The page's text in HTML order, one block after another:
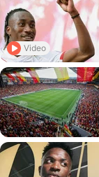
Video